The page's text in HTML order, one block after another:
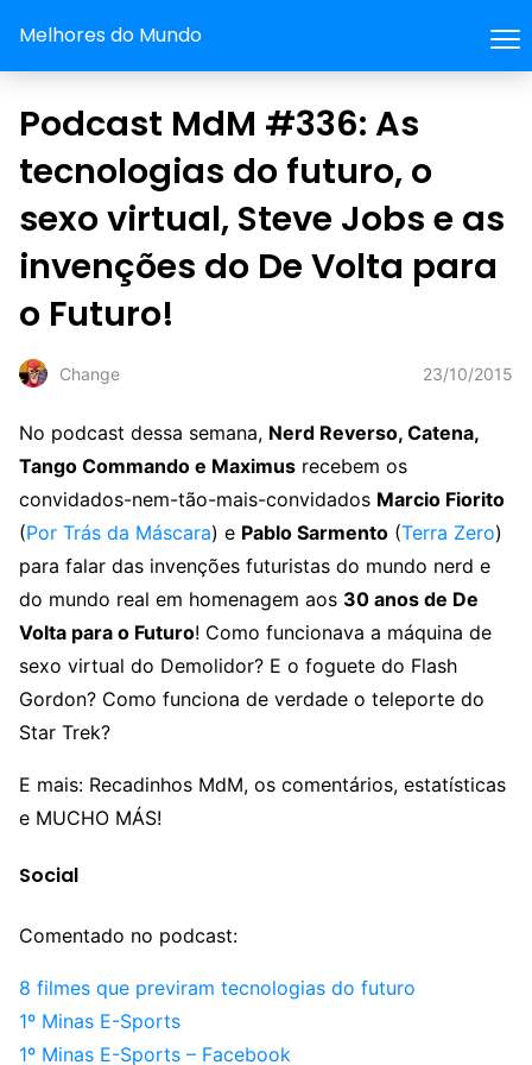
Melhores do Mundo
Podcast MdM #336: As
tecnologias do futuro, o
sexo virtual, Steve Jobs e as
invenções do De Volta para
o Futuro!
Change 23/10/2015
No podcast dessa semana, Nerd Reverso, Catena,
Tango Commando e Maximus recebem os
convidados-nem-tão-mais-convidados Marcio Fiorito
(Por Trás da Máscara) e Pablo Sarmento (Terra Zero)
para falar das invenções futuristas do mundo nerd e
do mundo real em homenagem aos 30 anos de De
Volta para o Futuro! Como funcionava a máquina de
sexo virtual do Demolidor? E o foguete do Flash
Gordon? Como funciona de verdade o teleporte do
Star Trek?
E mais: Recadinhos MdM, os comentários, estatísticas
e MUCHO MÁS!
Social
Comentado no podcast:
8 filmes que previram tecnologias do futuro
1º Minas E-Sports
1º Minas E-Sports – Facebook